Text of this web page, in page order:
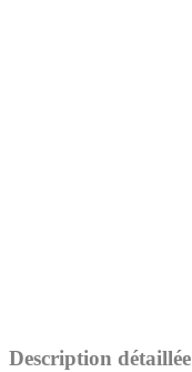
Description détaillée